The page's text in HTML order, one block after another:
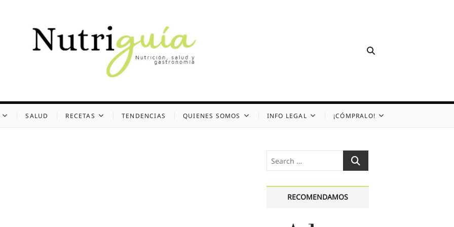
SALUD RECETAS TENDENCIAS QUIENES SOMOS INFO LEGAL ¡CÓMPRALO!
Search
…
RECOMENDAMOS